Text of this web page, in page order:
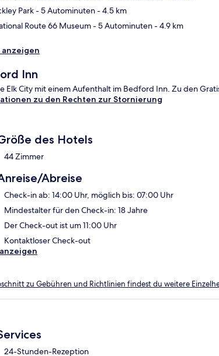
Park- 5 Autominuten- 4.5 km
Route 66 Museum- 5 Autominuten- 4.9 km
anzeigen
Inn
Elk City mit einem Aufenthalt im Bedford Inn. Zu den
zu den Rechten zur Stornierung
des Hotels
44 Zimmer
Abreise
Check-in ab: 14:00 Uhr, möglich bis: 07:00 Uhr
Mindestalter für den Check-in: 18 Jahre
Der Check-out ist um 11:00 Uhr
Kontaktloser Check-out
zu Gebühren und Richtlinien findest du weitere
24-Stunden-Rezeption